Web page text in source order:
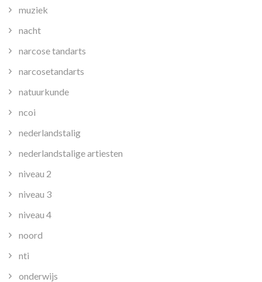
muziek
nacht
narcose tandarts
narcosetandarts
natuurkunde
ncoi
nederlandstalig
nederlandstalige artiesten
niveau 2
niveau 3
niveau 4
noord
nti
onderwijs